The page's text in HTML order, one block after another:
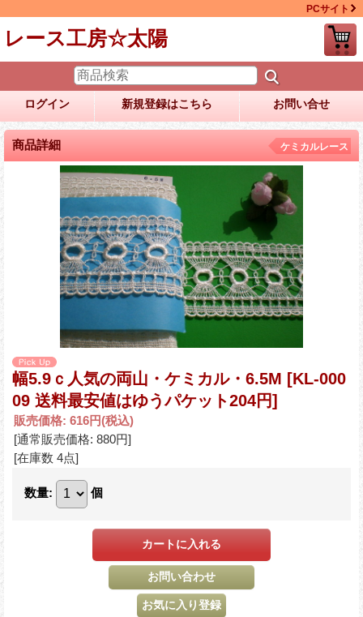
PCサイト
レース工房☆太陽
ログイン 新規登録はこちら お問い合せ
商品詳細 ケミカルレース
幅5.9ｃ人気の両山・ケミカル・6.5M [KL-000
09 送料最安値はゆうパケット204円]
販売価格: 616円(税込)
[通常販売価格: 880円]
[在庫数 4点]
数量: 個